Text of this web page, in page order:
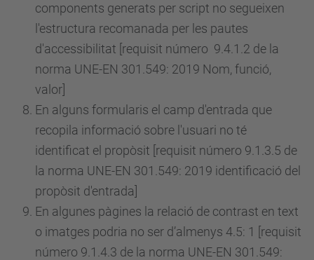
components generats per script no segueixen
l'estructura recomanada per les pautes
d'accessibilitat [requisit número 9.4.1.2 de la
norma UNE-EN 301.549: 2019 Nom, funció,
valor]
En alguns formularis el camp d'entrada que
recopila informació sobre l'usuari no té
identificat el propòsit [requisit número 9.1.3.5 de
la norma UNE-EN 301.549: 2019 identificació del
propòsit d'entrada]
En algunes pàgines la relació de contrast en text
o imatges podria no ser d’almenys 4.5: 1 [requisit
número 9.1.4.3 de la norma UNE-EN 301.549: